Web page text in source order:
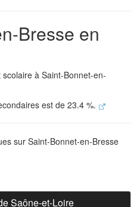
Bresse en
à Saint-Bonnet-en-
est de 23.4 %.
sur Saint-Bonnet-en-Bresse
Saône-et-Loire